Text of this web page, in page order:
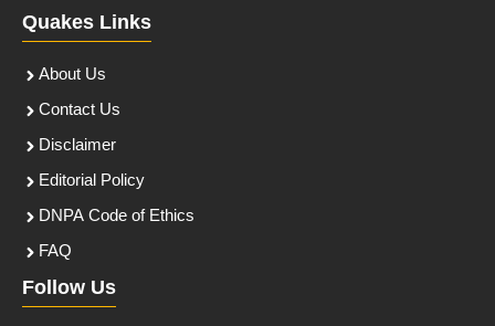
Quakes Links
About Us
Contact Us
Disclaimer
Editorial Policy
DNPA Code of Ethics
FAQ
Follow Us